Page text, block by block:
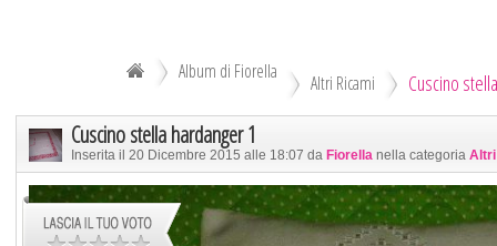
Album di Fiorella Altri Ricami Cuscino
Cuscino stella hardanger 1
Inserita il 20 Dicembre 2015 alle 18:07 da Fiorella nella categoria